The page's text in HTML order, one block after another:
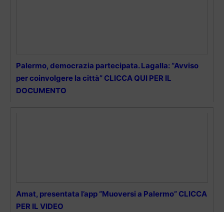
Palermo, democrazia partecipata. Lagalla: “Avviso
per coinvolgere la città” CLICCA QUI PER IL
DOCUMENTO
Amat, presentata l’app “Muoversi a Palermo” CLICCA
PER IL VIDEO